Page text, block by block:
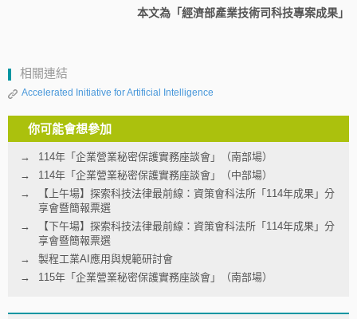
本文為「經濟部產業技術司科技專案成果」
相關連結
Accelerated Initiative for Artificial Intelligence
你可能會想參加
114年「企業營業秘密保護實務座談會」（南部場）
114年「企業營業秘密保護實務座談會」（中部場）
【上午場】探索科技法律最前線：資策會科法所「114年成果」分
享會暨簡報票選
【下午場】探索科技法律最前線：資策會科法所「114年成果」分
享會暨簡報票選
製程工業AI應用與規範研討會
115年「企業營業秘密保護實務座談會」（南部場）